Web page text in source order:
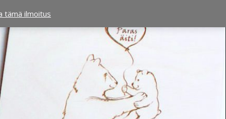
tämä ilmoitus